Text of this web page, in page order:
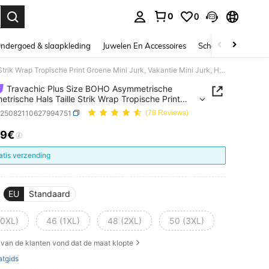
0 0
& slaapkleding Juwelen En Accessoires Schoonheid &
Travachic Plus Size BOHO Asymmetrische Asymmetrische Hals Taille Strik Wrap Tropische Print Groene Mini Jurk, Vakantie Mini Jurk, Herfst
Travachic Plus Size BOHO Asymmetrische
Hals Taille Strik Wrap Tropische Print
Mini Jurk, Vakantie Mini Jurk, Herfst
(78 Reviews)
AND AVAILABILITY
verzending
EU Standaard
46 (1XL) 48 (2XL) 50 (3XL)
van de klanten vond dat de maat klopte